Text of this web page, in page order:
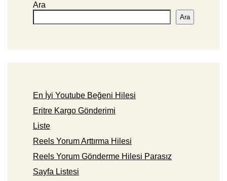
Ara
Ara
En İyi Youtube Beğeni Hilesi
Eritre Kargo Gönderimi
Liste
Reels Yorum Arttırma Hilesi
Reels Yorum Gönderme Hilesi Parasız
Sayfa Listesi